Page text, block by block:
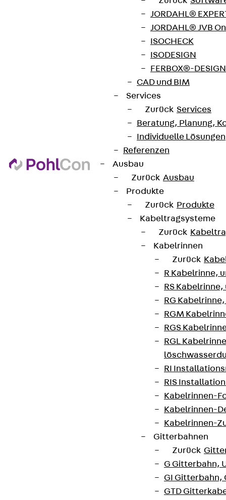
JORDAHL®
JORDAHL® JVB
ISOCHECK
ISODESIGN
FERBOX®-
CAD und BIM
Services
Zurück Services
Beratung, Planung,
Individuelle Lösungen
Referenzen
Ausbau
Zurück Ausbau
Produkte
Zurück Produkte
Kabeltragsysteme
Zurück
Kabelrinnen
Zurück
R Kabelrinne,
RS
RG
RGM
RGS
RGL
RI
RIS
Kabelrinnen-
Kabelrinnen-
Kabelrinnen-
Gitterbahnen
Zurück
G Gitterbahn,
GI Gitterbahn,
GTD
Partner von Anfang bis Zukunft.